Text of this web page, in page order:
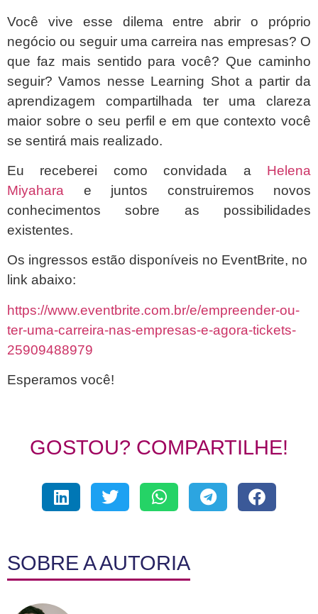
Você vive esse dilema entre abrir o próprio
negócio ou seguir uma carreira nas empresas? O
que faz mais sentido para você? Que caminho
seguir? Vamos nesse Learning Shot a partir da
aprendizagem compartilhada ter uma clareza
maior sobre o seu perfil e em que contexto você
se sentirá mais realizado.
Eu receberei como convidada a Helena
Miyahara e juntos construiremos novos
conhecimentos sobre as possibilidades
existentes.
Os ingressos estão disponíveis no EventBrite, no
link abaixo:
https://www.eventbrite.com.br/e/empreender-ou-
ter-uma-carreira-nas-empresas-e-agora-tickets-
25909488979
Esperamos você!
GOSTOU? COMPARTILHE!
SOBRE A AUTORIA